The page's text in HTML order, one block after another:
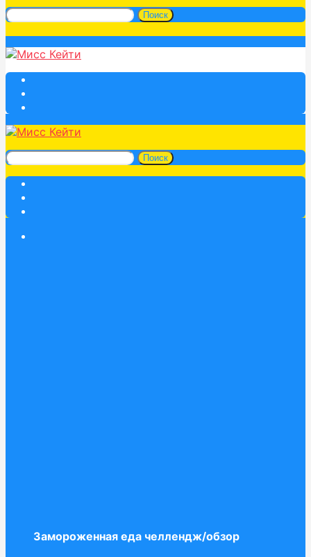
Поиск
Поиск
Замороженная еда челлендж/обзор